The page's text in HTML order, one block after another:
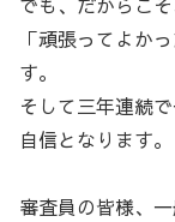
「頑張ってよか
す。
そして三年連続
自信となります。
審査員の皆様、